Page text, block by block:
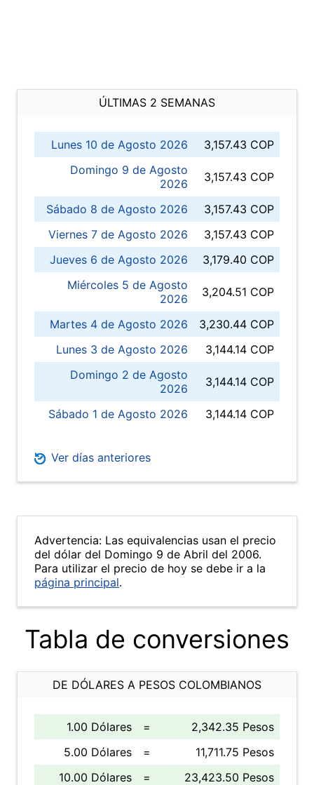
ÚLTIMAS 2 SEMANAS
Lunes 10 de Agosto 2026
3,157.43 COP
Domingo 9 de Agosto
2026
3,157.43 COP
Sábado 8 de Agosto 2026
3,157.43 COP
Viernes 7 de Agosto 2026
3,157.43 COP
Jueves 6 de Agosto 2026
3,179.40 COP
Miércoles 5 de Agosto
2026
3,204.51 COP
Martes 4 de Agosto 2026
3,230.44 COP
Lunes 3 de Agosto 2026
3,144.14 COP
Domingo 2 de Agosto
2026
3,144.14 COP
Sábado 1 de Agosto 2026 3,144.14 COP
Ver días anteriores
Advertencia: Las equivalencias usan el precio
del dólar del Domingo 9 de Abril del 2006.
Para utilizar el precio de hoy se debe ir a la
página principal.
Tabla de conversiones
DE DÓLARES A PESOS COLOMBIANOS
1.00 Dólares =
2,342.35 Pesos
5.00 Dólares
=
11,711.75 Pesos
10.00 Dólares
=
23,423.50 Pesos